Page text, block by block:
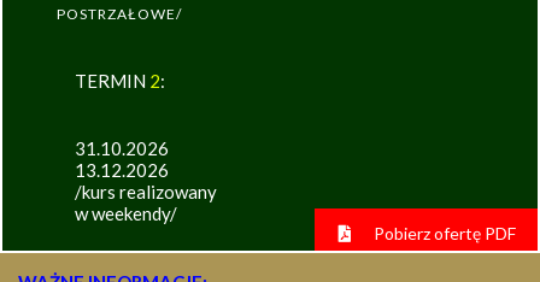
POSTRZAŁOWE/
TERMIN 2:
31.10.2026
13.12.2026
/kurs realizowany
w weekendy/
Pobierz ofertę PDF